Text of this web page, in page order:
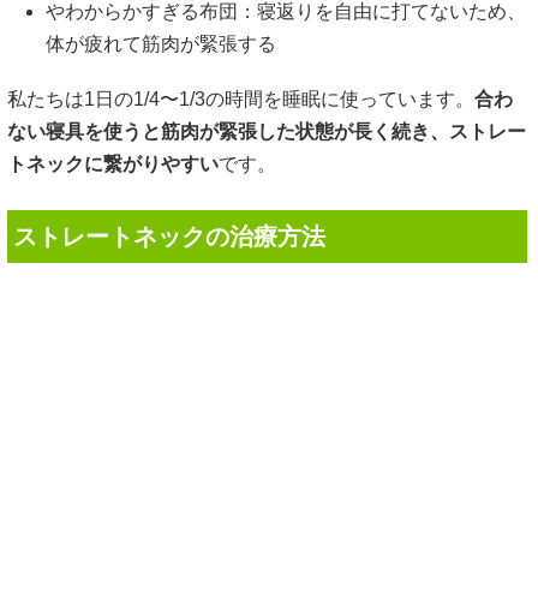
やわからかすぎる布団：寝返りを自由に打てないため、
体が疲れて筋肉が緊張する
私たちは1日の1/4〜1/3の時間を睡眠に使っています。 合わ
ない寝具を使うと筋肉が緊張した状態が長く続き、ストレー
トネックに繋がりやすいです。
ストレートネックの治療方法